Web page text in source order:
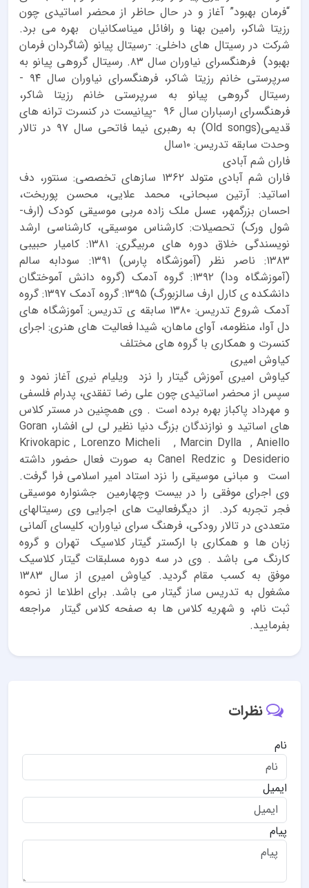
“فرمان بهبود” آغاز و در حال حاظر از محضر اساتیدی چون
رزیتا شاکر، رامین بهنا و رافائل میناسکانیان بهره می برد.
شرکت در رسیتال های داخلی: -رسیتال پیانو (شاگردان فرمان
بهبود) فرهنگسرای نیاوران سال ۸۳. رسیتال گروهی پیانو به
سرپرستی خانم رزیتا شاکر، فرهنگسرای نیاوران سال ۹۴ -
رسیتال گروهی پیانو به سرپرستی خانم رزیتا شاکر،
فرهنگسرای ارسباران سال ۹۶ -پیانیست در کنسرت ترانه های
قدیمی(Old songs) به رهبری نیما فاتحی سال ۹۷ در تالار
وحدت سابقه تدریس: ۱۰سال
فاران شم آبادی
فاران شم آبادی متولد ۱۳۶۲ سازهای تخصصی: سنتور، دف
اساتید: آرتین سبحانی، محمد علایی، محسن پوربخت،
احسان بزرگمهر، عسل ملک زاده مربی موسیقی کودک (ارف-
شول ورک) تحصیلات: کارشناس موسیقی، کارشناسی ارشد
نویسندگی خلاق دوره های مربیگری: ۱۳۸۱: کامیار حبیبی
۱۳۸۳: ناصر نظر (آموزشگاه پارس) ۱۳۹۱: سودابه سالم
(آموزشگاه ودا) ۱۳۹۲: گروه آدمک (گروه دانش آموختگان
دانشکده ی کارل ارف سالزبورگ) ۱۳۹۵: گروه آدمک ۱۳۹۷: گروه
آدمک شروع تدریس: ۱۳۸۰ سابقه ی تدریس: آموزشگاه های
دل آوا، منظومه، آوای ماهان، شیدا فعالیت های هنری: اجرای
کنسرت و همکاری با گروه های مختلف
کیاوش امیری
کیاوش امیری آموزش گیتار را نزد ویلیام نیری آغاز نمود و
سپس از محضر اساتیدی چون علی رضا تفقدی، پدرام فلسفی
و مهرداد پاکباز بهره برده است . وی همچنین در مستر کلاس
های اساتید و نوازندگان بزرگ دنیا نظیر لی لی افشار، Goran
Krivokapic , Lorenzo Micheli , Marcin Dylla , Aniello
Desiderio و Canel Redzic به صورت فعال حضور داشته
است و مبانی موسیقی را نزد استاد امیر اسلامی فرا گرفت.
وی اجرای موفقی را در بیست وچهارمین جشنواره موسیقی
فجر تجربه کرد. از دیگرفعالیت های اجرایی وی رسیتالهای
متعددی در تالار رودکی، فرهنگ سرای نیاوران، کلیسای آلمانی
زبان ها و همکاری با ارکستر گیتار کلاسیک تهران و گروه
کارنگ می باشد . وی در سه دوره مسلبقات گیتار کلاسیک
موفق به کسب مقام گردید. کیاوش امیری از سال ۱۳۸۳
مشغول به تدریس ساز گیتار می باشد. برای اطلاعا از نحوه
ثبت نام، و شهریه کلاس ها به صفحه کلاس گیتار مراجعه
بفرمایید.
نظرات
نام
ایمیل
پیام